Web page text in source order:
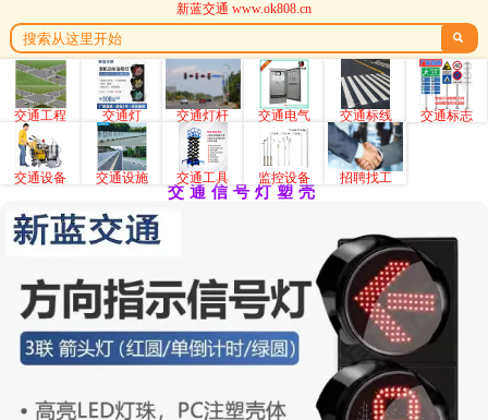
新蓝交通 www.ok808.cn

交通工程 交通灯 交通灯杆 交通电气 交通标线 交通标志
交通设备 交通设施 交通工具 监控设备 招聘找工
交通信号灯塑壳